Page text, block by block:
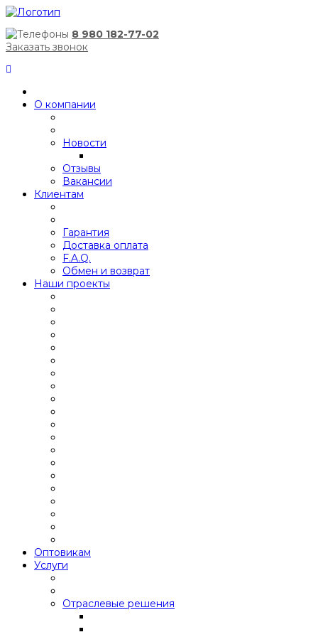
8 980 182-77-02
Заказать звонок
О компании
Новости
Отзывы
Вакансии
Клиентам
Гарантия
Доставка оплата
F.A.Q.
Обмен и возврат
Наши проекты
Оптовикам
Услуги
Отраслевые решения